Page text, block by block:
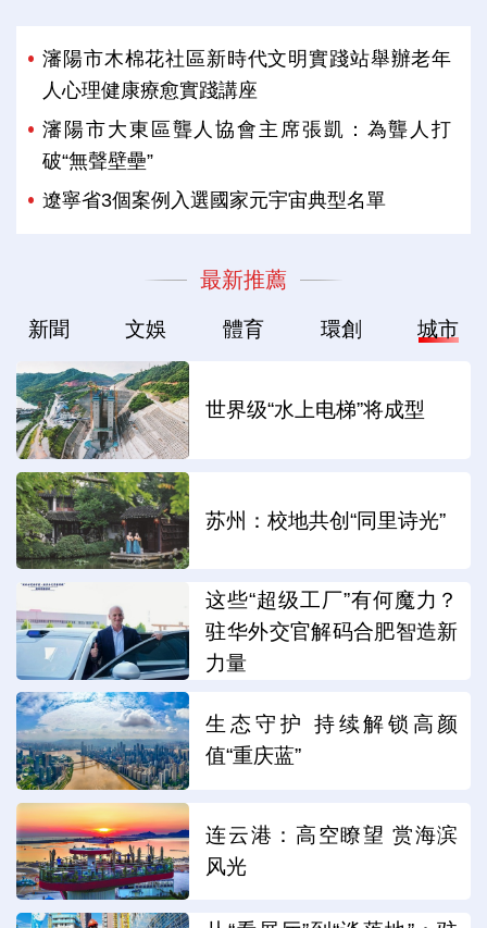
瀋陽市木棉花社區新時代文明實踐站舉辦老年
人心理健康療愈實踐講座
瀋陽市大東區聾人協會主席張凱：為聾人打
破“無聲壁壘”
遼寧省3個案例入選國家元宇宙典型名單
最新推薦
新聞 文娛 體育 環創 城市
世界级“水上电梯”将成型
苏州：校地共创“同里诗光”
这些“超级工厂”有何魔力？
驻华外交官解码合肥智造新
力量
生态守护 持续解锁高颜
值“重庆蓝”
连云港：高空瞭望 赏海滨
风光